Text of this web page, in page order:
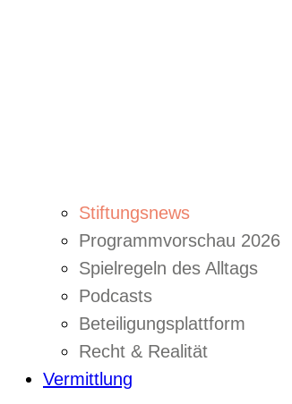
Stiftungsnews
Programmvorschau 2026
Spielregeln des Alltags
Podcasts
Beteiligungsplattform
Recht & Realität
Vermittlung